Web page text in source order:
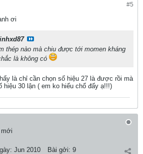
#5
ơi
thép nào mà chiu được tới momen kháng
là không có
là chỉ cần chọn số hiệu 27 là được rồi mà
30 lận ( em ko hiểu chổ đấy ạ!!!)
mới
Jun 2010 Bài gởi: 9